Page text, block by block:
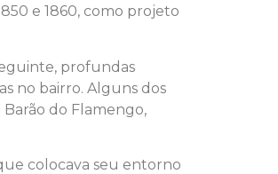
e 1860, como projeto
profundas
no bairro. Alguns dos
do Flamengo,
colocava seu entorno